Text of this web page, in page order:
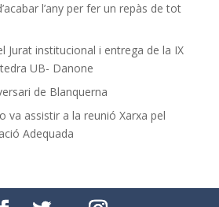
l’any per fer un repàs de tot
Jurat institucional i entrega de la IX
UB- Danone
de Blanquerna
va assistir a la reunió Xarxa pel
Adequada